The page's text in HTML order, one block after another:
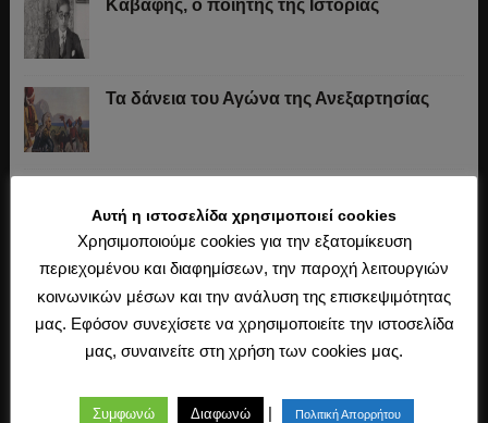
Καβάφης, ο ποιητής της Ιστορίας
Τα δάνεια του Αγώνα της Ανεξαρτησίας
1847)
των αρχόντων
Αυτή η ιστοσελίδα χρησιμοποιεί cookies
Χρησιμοποιούμε cookies για την εξατομίκευση
περιεχομένου και διαφημίσεων, την παροχή λειτουργιών
κοινωνικών μέσων και την ανάλυση της επισκεψιμότητας
μας. Εφόσον συνεχίσετε να χρησιμοποιείτε την ιστοσελίδα
μας, συναινείτε στη χρήση των cookies μας.
Συμφωνώ Διαφωνώ | Πολιτική Απορρήτου